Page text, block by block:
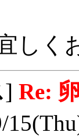
しく
] Re: